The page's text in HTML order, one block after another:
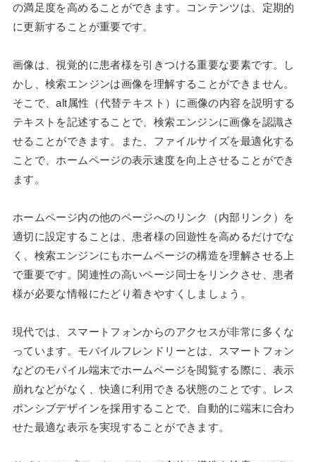
の満足度を高めることができます。コンテンツは、定期的
に更新することが重要です。
画像は、視覚的に患者様を引きつける重要な要素です。し
かし、検索エンジンは画像を理解することができません。
そこで、alt属性（代替テキスト）に画像の内容を説明する
テキストを記述することで、検索エンジンに画像を認識さ
せることができます。また、ファイルサイズを最適化する
ことで、ホームページの表示速度を向上させることができ
ます。
ホームページ内の他のページへのリンク（内部リンク）を
適切に設定することは、患者様の回遊性を高めるだけでな
く、検索エンジンにもホームページの構造を理解させる上
で重要です。関連性の高いページ同士をリンクさせ、患者
様が必要な情報にたどり着きやすくしましょう。
現代では、スマートフォンからのアクセスが非常に多くな
っています。モバイルフレンドリーとは、スマートフォン
などのモバイル端末でホームページを閲覧する際に、表示
崩れなどがなく、快適に利用できる状態のことです。レス
ポンシブデザインを採用することで、自動的に端末に合わ
せた最適な表示を実現することができます。